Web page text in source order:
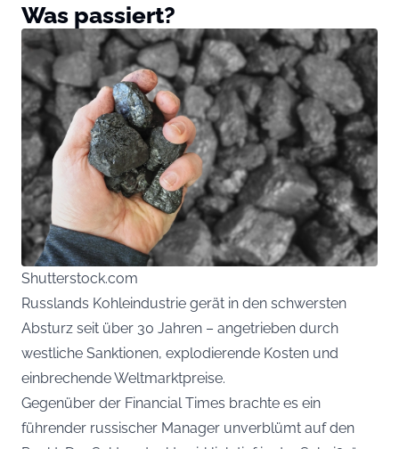
Was passiert?
Shutterstock.com
Russlands Kohleindustrie gerät in den schwersten
Absturz seit über 30 Jahren – angetrieben durch
westliche Sanktionen, explodierende Kosten und
einbrechende Weltmarktpreise.
Gegenüber der Financial Times brachte es ein
führender russischer Manager unverblümt auf den